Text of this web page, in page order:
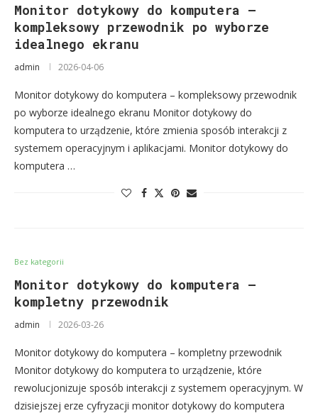
Monitor dotykowy do komputera –
kompleksowy przewodnik po wyborze
idealnego ekranu
admin 2026-04-06
Monitor dotykowy do komputera – kompleksowy przewodnik
po wyborze idealnego ekranu Monitor dotykowy do
komputera to urządzenie, które zmienia sposób interakcji z
systemem operacyjnym i aplikacjami. Monitor dotykowy do
komputera …
Bez kategorii
Monitor dotykowy do komputera –
kompletny przewodnik
admin 2026-03-26
Monitor dotykowy do komputera – kompletny przewodnik
Monitor dotykowy do komputera to urządzenie, które
rewolucjonizuje sposób interakcji z systemem operacyjnym. W
dzisiejszej erze cyfryzacji monitor dotykowy do komputera